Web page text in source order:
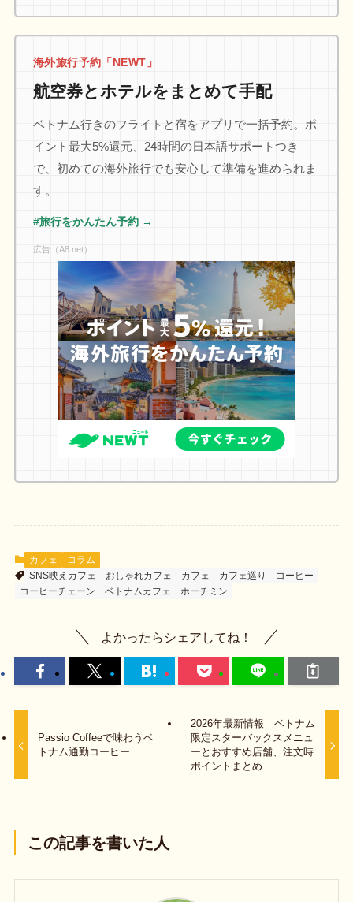
海外旅行予約「NEWT」
航空券とホテルをまとめて手配
ベトナム行きのフライトと宿をアプリで一括予約。ポ
イント最大5%還元、24時間の日本語サポートつき
で、初めての海外旅行でも安心して準備を進められま
す。
#旅行をかんたん予約 →
広告（A8.net）
カフェ
コラム
SNS映えカフェ
おしゃれカフェ カフェ カフェ巡り
コーヒー
コーヒーチェーン
ベトナムカフェ ホーチミン
よかったらシェアしてね！
Passio Coffeeで味わうベ
トナム通勤コーヒー
2026年最新情報 ベトナム
限定スターバックスメニュ
ーとおすすめ店舗、注文時
ポイントまとめ
この記事を書いた人